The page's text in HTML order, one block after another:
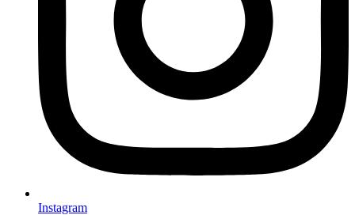
Instagram